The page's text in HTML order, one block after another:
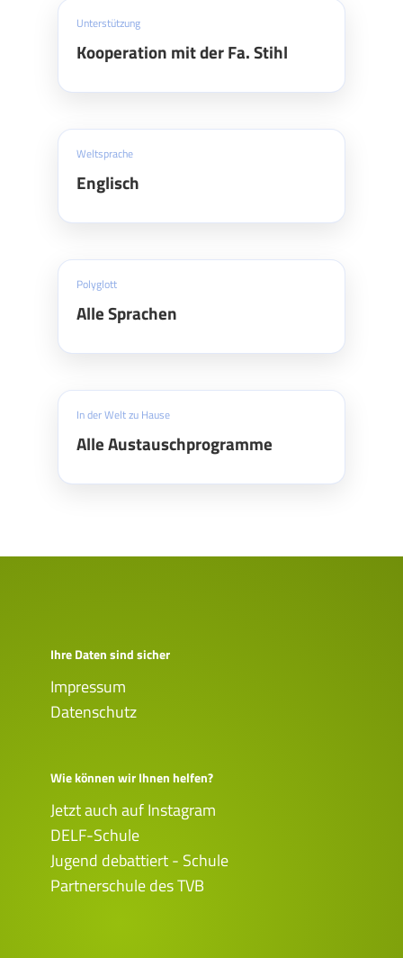
Unterstützung
Kooperation mit der Fa. Stihl
Weltsprache
Englisch
Polyglott
Alle Sprachen
In der Welt zu Hause
Alle Austauschprogramme
Ihre Daten sind sicher
Impressum
Datenschutz
Wie können wir Ihnen helfen?
Jetzt auch auf Instagram
DELF-Schule
Jugend debattiert - Schule
Partnerschule des TVB